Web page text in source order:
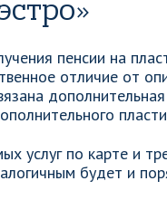
пенсии на
отличие от
услуг по карте и
будет и